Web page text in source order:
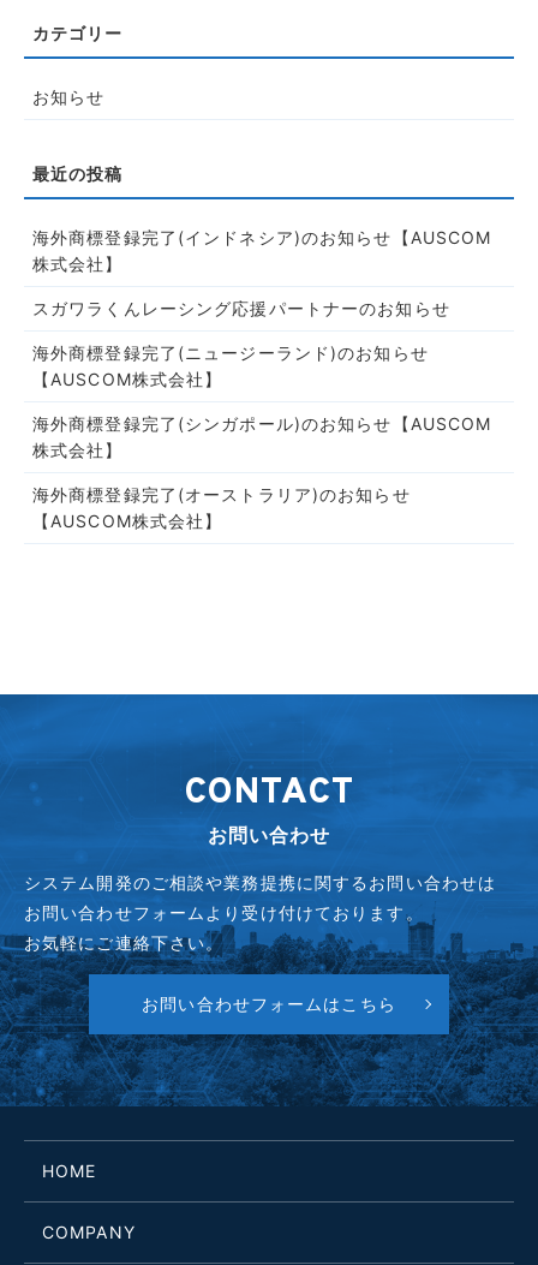
お知らせ
海外商標登録完了(インドネシア)のお知らせ【AUSCOM
株式会社】
スガワラくんレーシング応援パートナーのお知らせ
海外商標登録完了(ニュージーランド)のお知らせ
【AUSCOM株式会社】
海外商標登録完了(シンガポール)のお知らせ【AUSCOM
株式会社】
海外商標登録完了(オーストラリア)のお知らせ
【AUSCOM株式会社】
CONTACT
お問い合わせ
システム開発のご相談や業務提携に関するお問い合わせは
お問い合わせフォームより受け付けております。
お気軽にご連絡下さい。
お問い合わせフォームはこちら
HOME
COMPANY